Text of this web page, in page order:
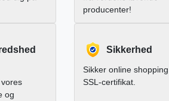
producenter!
og
Sikkerhed
Sikker online
SSL-certifikat.